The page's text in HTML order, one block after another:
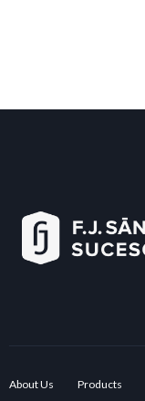
About Us Products